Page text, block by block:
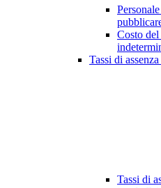
Costo del
Tassi di assenza
Tassi di